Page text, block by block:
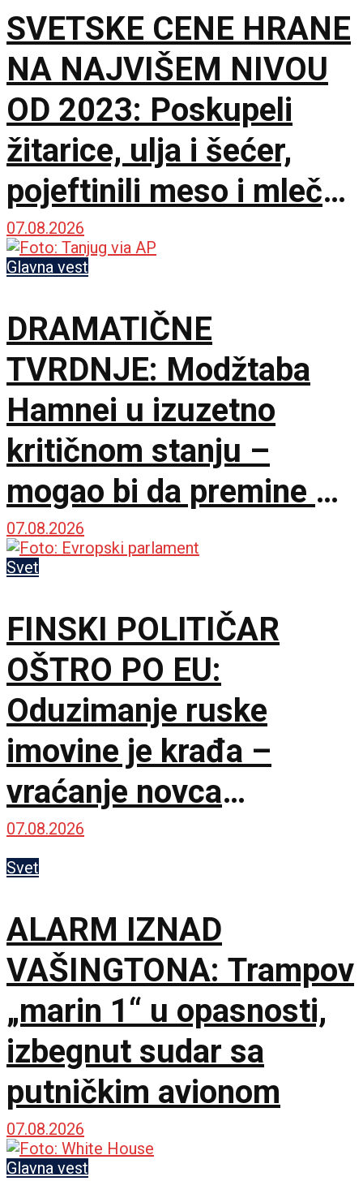
SVETSKE CENE HRANE
NA NAJVIŠEM NIVOU
OD 2023: Poskupeli
žitarice, ulja i šećer,
pojeftinili meso i mlečni
proizvodi
07.08.2026
Glavna vest
DRAMATIČNE
TVRDNJE: Modžtaba
Hamnei u izuzetno
kritičnom stanju –
mogao bi da premine u
svakom trenutku
07.08.2026
Svet
FINSKI POLITIČAR
OŠTRO PO EU:
Oduzimanje ruske
imovine je krađa –
vraćanje novca
omogućilo bi mir u
Ukrajini
07.08.2026
Svet
ALARM IZNAD
VAŠINGTONA: Trampov
„marin 1“ u opasnosti,
izbegnut sudar sa
putničkim avionom
07.08.2026
Glavna vest